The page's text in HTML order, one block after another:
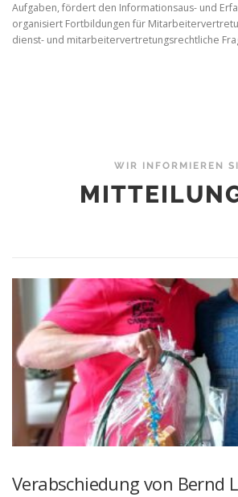
Aufgaben, fördert den Informationsaus- und
organisiert Fortbildungen für
dienst- und mitarbeitervertretungsrechtliche
WIR INFORMIEREN
Verabschiedung von Bernd